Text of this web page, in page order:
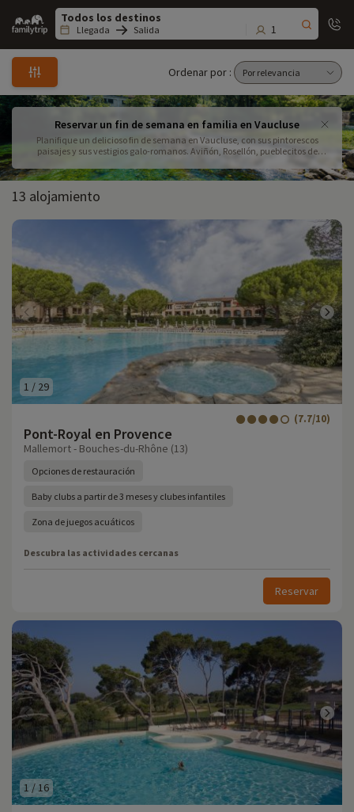
Family
trip
Llegada Salida 1
Ordenar por :
Reservar un fin de semana en familia en Vaucluse
Planifique un delicioso fin de semana en Vaucluse, con sus pintorescos
paisajes y sus vestigios galo-romanos. Aviñón, Rosellón, pueblecitos de
dulce aroma de los campos de lavanda!
13 alojamiento
1 / 29
Pont-Royal en Provence
(7.7/10)
Mallemort - Bouches-du-Rhône (13)
Opciones de restauración
Baby clubs a partir de 3 meses y clubes infantiles
Zona de juegos acuáticos
Descubra las actividades cercanas
Reservar
1 /16